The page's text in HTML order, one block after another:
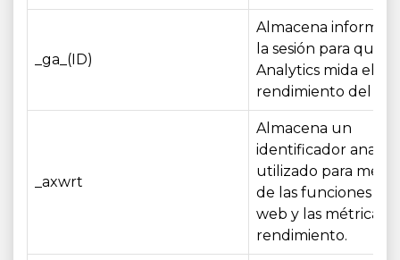
_ga_(ID)
Almacena
la sesión para que
Analytics mida el
rendimiento del
_axwrt
Almacena un
identificador
utilizado para
de las funciones del
web y las métricas
rendimiento.